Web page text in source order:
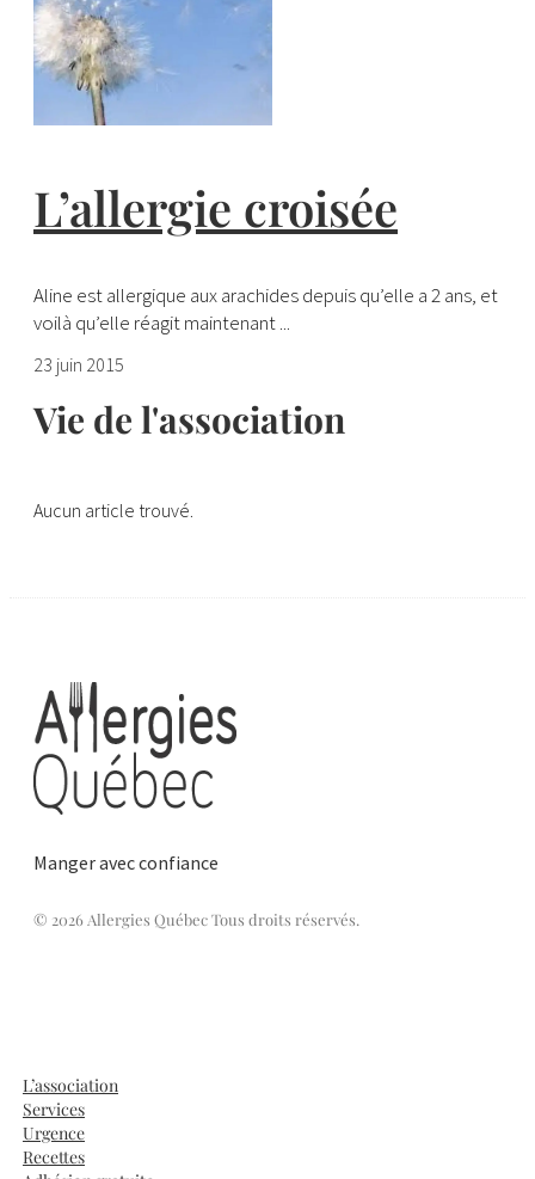
L’allergie croisée
Aline est allergique aux arachides depuis qu’elle a 2 ans, et
voilà qu’elle réagit maintenant ...
23 juin 2015
Vie de l'association
Aucun article trouvé.
Manger avec confiance
© 2026 Allergies Québec Tous droits réservés.
L’association
Services
Urgence
Recettes